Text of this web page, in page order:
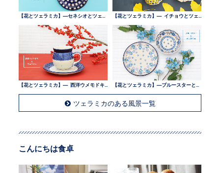
ツェラミカのある風景一覧
こんにちは食卓